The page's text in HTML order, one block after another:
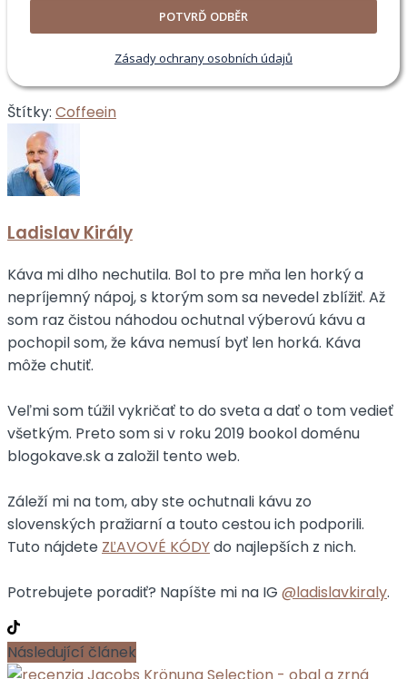
POTVRĎ ODBĚR
Zásady ochrany osobních údajů
Štítky: Coffeein
Ladislav Király
Káva mi dlho nechutila. Bol to pre mňa len horký a
nepríjemný nápoj, s ktorým som sa nevedel zblížiť. Až
som raz čistou náhodou ochutnal výberovú kávu a
pochopil som, že káva nemusí byť len horká. Káva
môže chutiť.
Veľmi som túžil vykričať to do sveta a dať o tom vedieť
všetkým. Preto som si v roku 2019 bookol doménu
blogokave.sk a založil tento web.
Záleží mi na tom, aby ste ochutnali kávu zo
slovenských pražiarní a touto cestou ich podporili.
Tuto nájdete ZĽAVOVÉ KÓDYdo najlepších z nich.
Potrebujete poradiť? Napíšte mi na IG @ladislavkiraly.
Následující článek